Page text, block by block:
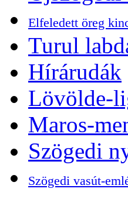
Elfeledett öreg
Turul
Hírárudák
Lövölde-
Maros-
Szögedi
Szögedi vasút-